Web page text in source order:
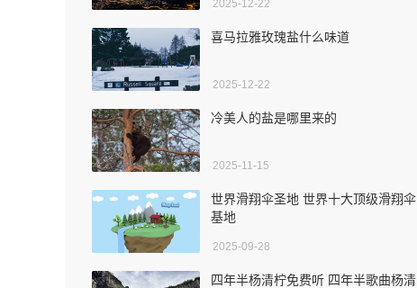
2025-12-22
喜马拉雅玫瑰盐什么味道
2025-12-22
冷美人的盐是哪里来的
2025-11-15
世界滑翔伞圣地 世界十大顶级滑翔伞
基地
2025-09-28
四年半杨清柠免费听 四年半歌曲杨清